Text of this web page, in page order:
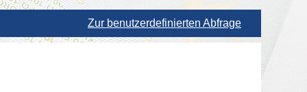
Zur benutzerdefinierten Abfrage